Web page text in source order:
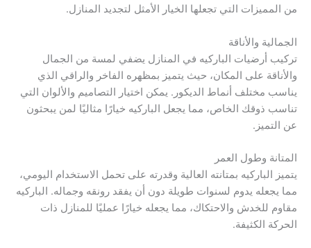
من المميزات التي تجعلها الخيار الأمثل لتجديد المنازل.
الجمالية والأناقة
تركيب أرضيات الباركيه في المنازل يضفي لمسة من الجمال
والأناقة على المكان، حيث يتميز بمظهره الفاخر والراقي الذي
يناسب مختلف أنماط الديكور. يمكن اختيار التصاميم والألوان التي
تناسب ذوقك الخاص، مما يجعل الباركيه خيارًا مثاليًا لمن يبحثون
عن التميز.
المتانة وطول العمر
يتميز الباركيه بمتانته العالية وقدرته على تحمل الاستخدام اليومي،
مما يجعله يدوم لسنوات طويلة دون أن يفقد رونقه وجماله. الباركيه
مقاوم للخدش والاحتكاك، مما يجعله خيارًا عمليًا للمنازل ذات
الحركة الكثيفة.